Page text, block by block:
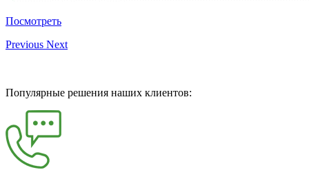
Посмотреть
Previous Next
Популярные решения наших клиентов: